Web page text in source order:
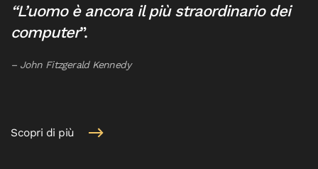
“L’uomo è ancora il più straordinario dei
computer”.
– John Fitzgerald Kennedy
Scopri di più